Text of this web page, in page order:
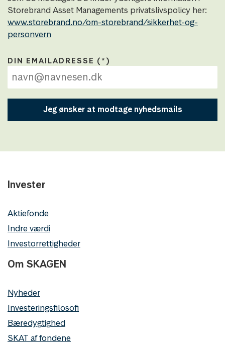
Storebrand Asset Managements privatslivspolicy her:
www.storebrand.no/om-storebrand/sikkerhet-og-
personvern
DIN EMAILADRESSE
Jeg ønsker at modtage nyhedsmails
Invester
Aktiefonde
Indre værdi
Investorrettigheder
Om SKAGEN
Nyheder
Investeringsfilosofi
Bæredygtighed
SKAT af fondene